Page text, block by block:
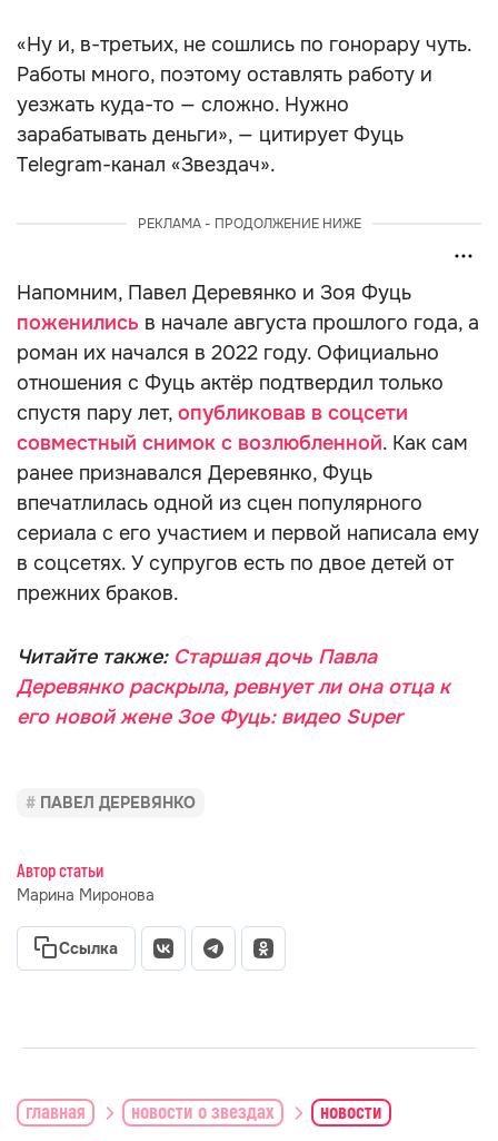
«Ну и, в-третьих, не сошлись по гонорару чуть.
Работы много, поэтому оставлять работу и
уезжать куда-то — сложно. Нужно
зарабатывать деньги», — цитирует Фуць
Telegram-канал «Звездач».
РЕКЛАМА - ПРОДОЛЖЕНИЕ НИЖЕ
Напомним, Павел Деревянко и Зоя Фуць
поженились в начале августа прошлого года, а
роман их начался в 2022 году. Официально
отношения с Фуць актёр подтвердил только
спустя пару лет, опубликовав в соцсети
совместный снимок с возлюбленной. Как сам
ранее признавался Деревянко, Фуць
впечатлилась одной из сцен популярного
сериала с его участием и первой написала ему
в соцсетях. У супругов есть по двое детей от
прежних браков.
Читайте также: Старшая дочь Павла
Деревянко раскрыла, ревнует ли она отца к
его новой жене Зое Фуць: видео Super
ПАВЕЛ ДЕРЕВЯНКО
Автор статьи
Марина Миронова
Ссылка
главная новости о звездах новости